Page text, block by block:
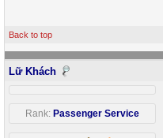
Back to top
Lữ Khách
Rank: Passenger Service